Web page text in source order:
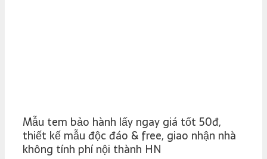
Mẫu tem bảo hành lấy ngay giá tốt 50đ,
thiết kế mẫu độc đáo & free, giao nhận nhà
không tính phí nội thành HN